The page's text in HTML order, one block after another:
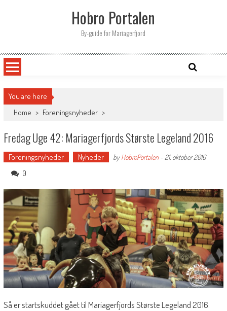
Hobro Portalen
By-guide for Mariagerfjord
You are here
Home > Foreningsnyheder >
Fredag Uge 42: Mariagerfjords Største Legeland 2016
Foreningsnyheder Nyheder byHobroPortalen- 21. oktober 2016
0
Så er startskuddet gået til Mariagerfjords Største Legeland 2016.